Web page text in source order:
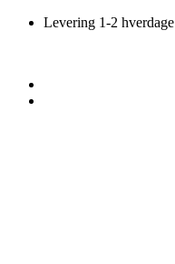
VidereLevering 1-2 hverdage